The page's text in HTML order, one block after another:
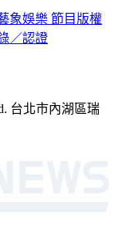
象娛樂 節目版權
／認證
台北市內湖區瑞